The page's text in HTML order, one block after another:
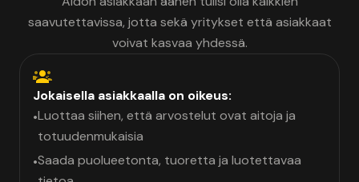
saavutettavissa, jotta sekä yritykset että asiakkaat
voivat kasvaa yhdessä.
Jokaisella asiakkaalla on oikeus:
•Luottaa siihen, että arvostelut ovat aitoja ja
totuudenmukaisia
•Saada puolueetonta, tuoretta ja luotettavaa